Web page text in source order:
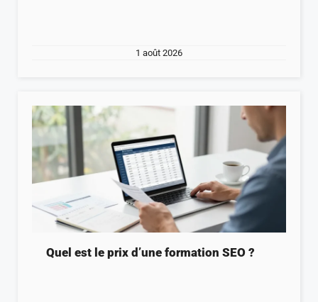
1 août 2026
Quel est le prix d’une formation SEO ?